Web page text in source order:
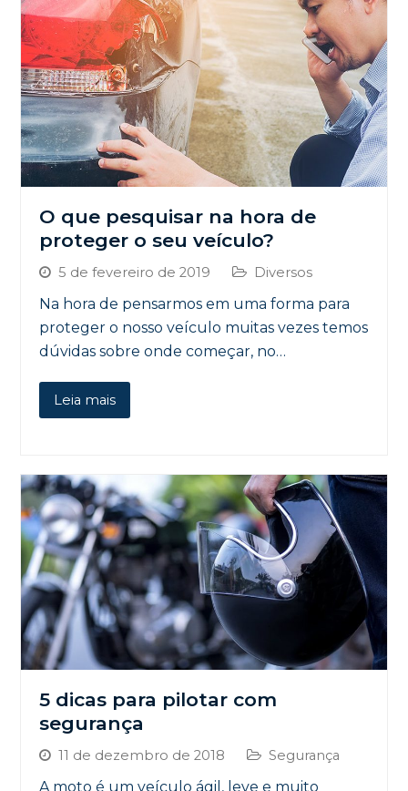
O que pesquisar na hora de
proteger o seu veículo?
5 de fevereiro de 2019 Diversos
Na hora de pensarmos em uma forma para
proteger o nosso veículo muitas vezes temos
dúvidas sobre onde começar, no…
Leia mais
5 dicas para pilotar com
segurança
11 de dezembro de 2018 Segurança
A moto é um veículo ágil, leve e muito